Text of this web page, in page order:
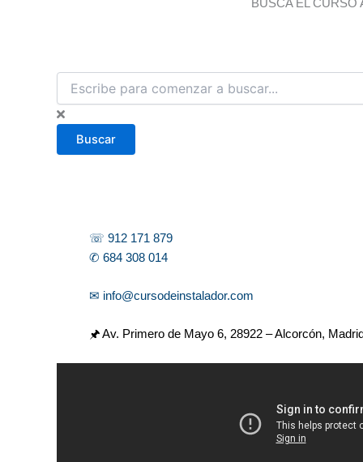
BUSCA EL CURSO
B
s
c
Buscar
☏ 912 171 879
✆ 684 308 014
✉ info@cursodeinstalador.com
🖈 Av. Primero de Mayo 6, 28922 – Alcorcón,